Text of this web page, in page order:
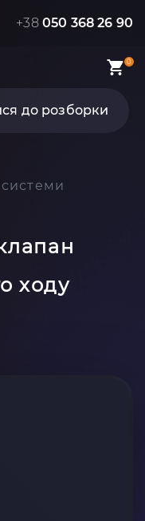
+38 050 368 26 90
0
до розборки
ходу